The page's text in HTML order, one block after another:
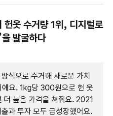
헌옷 수거량 1위, 디지털로
발굴하다
식으로 수거해 새로운 가치
에요. 1kg당 300원으로 헌 옷
더 높은 가격을 쳐줘요. 2021
과 투자 모두 급성장했어요.